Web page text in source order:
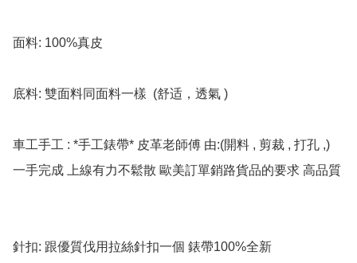
面料: 100%真皮
底料: 雙面料同面料一樣  (舒适，透氣 )
車工手工 : *手工錶帶* 皮革老師傅 由:(開料 , 剪裁 , 打孔 ,)
一手完成 上線有力不鬆散 歐美訂單銷路貨品的要求 高品質
針扣: 跟優質伐用拉絲針扣一個 錶帶100%全新